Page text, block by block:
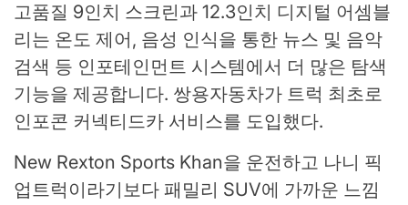
고품질 9인치 스크린과 12.3인치 디지털 어셈블
리는 온도 제어, 음성 인식을 통한 뉴스 및 음악
검색 등 인포테인먼트 시스템에서 더 많은 탐색
기능을 제공합니다. 쌍용자동차가 트럭 최초로
인포콘 커넥티드카 서비스를 도입했다.
New Rexton Sports Khan을 운전하고 나니 픽
업트럭이라기보다 패밀리 SUV에 가까운 느낌